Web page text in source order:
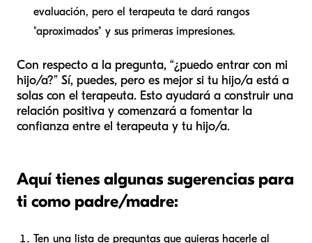
evaluación, pero el terapeuta te dará rangos
"aproximados" y sus primeras impresiones.
Con respecto a la pregunta, “¿puedo entrar con mi
hijo/a?” Sí, puedes, pero es mejor si tu hijo/a está a
solas con el terapeuta. Esto ayudará a construir una
relación positiva y comenzará a fomentar la
confianza entre el terapeuta y tu hijo/a.
Aquí tienes algunas sugerencias para
ti como padre/madre:
Ten una lista de preguntas que quieras hacerle al